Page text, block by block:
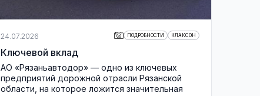
24.07.2026 ПОДРОБНОСТИ КЛАКСОН
Ключевой вклад
АО «Рязаньавтодор» — одно из ключевых
предприятий дорожной отрасли Рязанской
области, на которое ложится значительная